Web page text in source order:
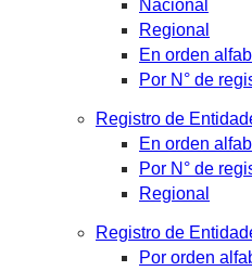
Nacional
Regional
En orden
Por N° de
Registro de
En orden
Por N° de
Regional
Registro de
Por orden